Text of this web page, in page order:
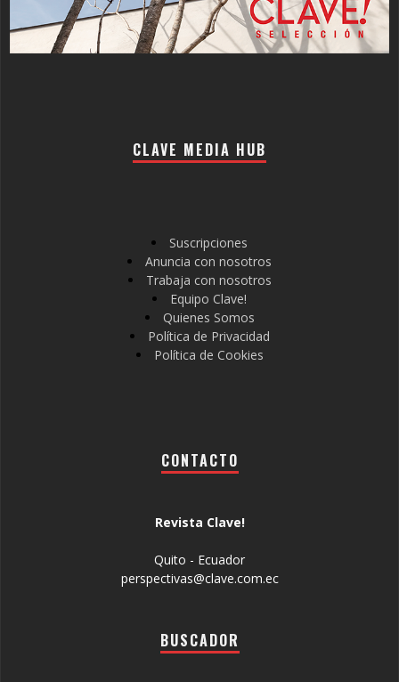
CLAVE MEDIA HUB
Suscripciones
Anuncia con nosotros
Trabaja con nosotros
Equipo Clave!
Quienes Somos
Política de Privacidad
Política de Cookies
CONTACTO
Revista Clave!
Quito - Ecuador
perspectivas@clave.com.ec
BUSCADOR